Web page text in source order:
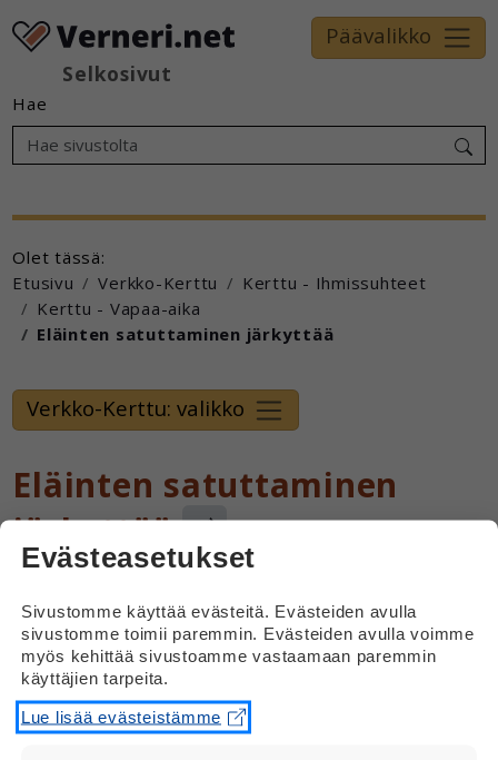
Selkosivut
Päävalikko
Hae
Olet tässä:
Etusivu
Verkko-Kerttu
Kerttu - Ihmissuhteet
Kerttu - Vapaa-aika
Eläinten satuttaminen järkyttää
Verkko-Kerttu: valikko
Eläinten satuttaminen
järkyttää
Vastaus
Evästeasetukset
Sivustomme käyttää evästeitä. Evästeiden avulla
sivustomme toimii paremmin. Evästeiden avulla voimme
myös kehittää sivustoamme vastaamaan paremmin
käyttäjien tarpeita.
Lue lisää evästeistämme